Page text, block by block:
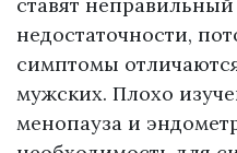
недостаточности,
симптомы
мужских. Плохо
менопауза и